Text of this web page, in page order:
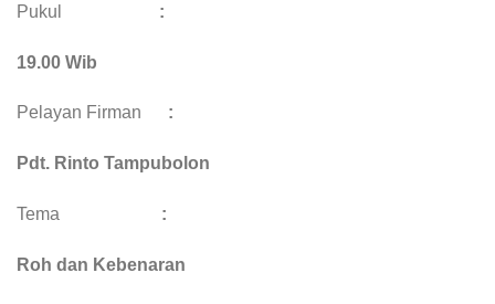
Pukul :
19.00 Wib
Pelayan Firman :
Pdt. Rinto Tampubolon
Tema :
Roh dan Kebenaran